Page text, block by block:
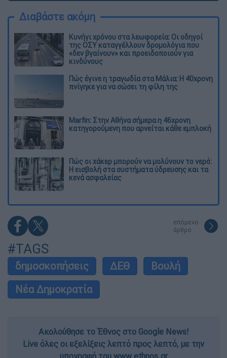
Διαβάστε ακόμη
Κυνήγι χρόνου στα λεωφορεία: Οι οδηγοί
της ΟΣΥ καταγγέλλουν δρομολόγια που
«δεν βγαίνουν» και προειδοποιούν για
κινδύνους
Πώς έγινε η τραγωδία στα Μάλια: Η 40χρονη
πνίγηκε για να σώσει τη φίλη της
Marfin: Στην Αθήνα σήμερα η 46χρονη
κατηγορούμενη που αρνείται κάθε εμπλοκή
Πώς οι χάκερ μπορούν να μολύνουν το νερό:
Η εισβολή στα συστήματα ύδρευσης και τα
κενά ασφαλείας
επόμενο
άρθρο
#TAGS
δημοσκοπήσεις ΔΕΘ
Βουλή
Νέα Δημοκρατία
Ακολούθησε το Έθνος στο Google News!
Live όλες οι εξελίξεις λεπτό προς λεπτό, με την